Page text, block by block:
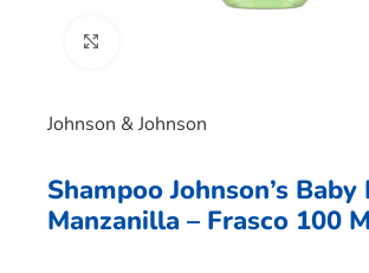
Johnson & Johnson
Shampoo Johnson’s Baby
Manzanilla – Frasco 100